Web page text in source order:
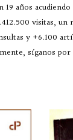
19 años
visitas, un
y +6.100
síganos por